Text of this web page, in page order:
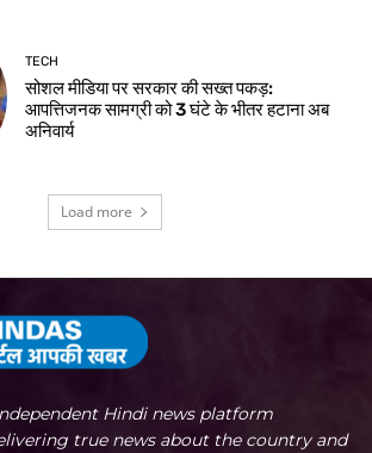
TECH
सोशल मीडिया पर सरकार की सख्त पकड़:
आपत्तिजनक सामग्री को 3 घंटे के भीतर हटाना अब
अनिवार्य
Load more
Hindi news platform
true news about the country and